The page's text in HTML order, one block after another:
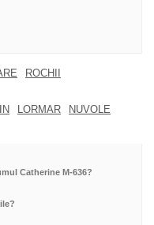
ROCHII
LORMAR
NUVOLE
Catherine M-636?